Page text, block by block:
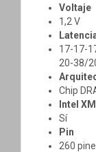
Voltaje
1,2 V
17-17-
20-38/
Chip
Intel
Sí
Pin
260